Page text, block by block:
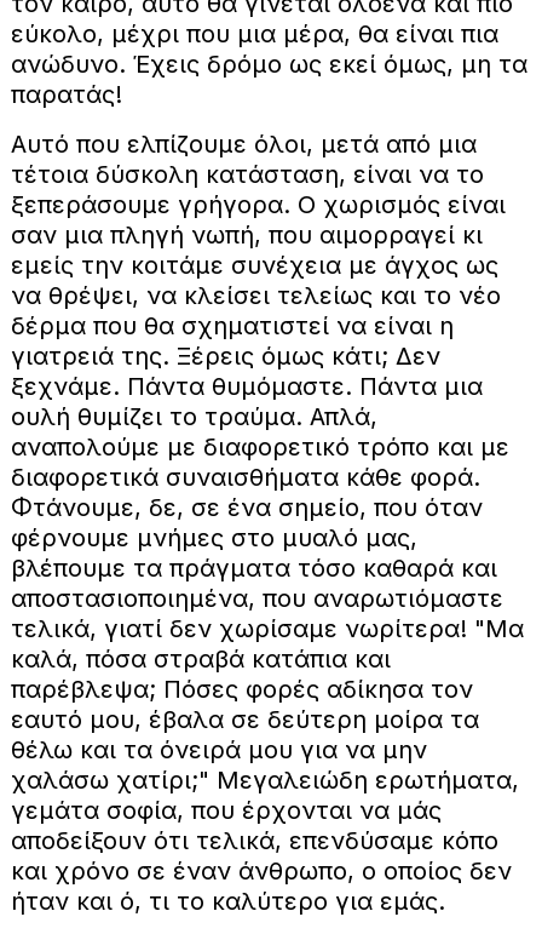
εύκολο, μέχρι που μια μέρα, θα είναι πια
ανώδυνο. Έχεις δρόμο ως εκεί όμως, μη τα
παρατάς!
Αυτό που ελπίζουμε όλοι, μετά από μια
τέτοια δύσκολη κατάσταση, είναι να το
ξεπεράσουμε γρήγορα. Ο χωρισμός είναι
σαν μια πληγή νωπή, που αιμορραγεί κι
εμείς την κοιτάμε συνέχεια με άγχος ως
να θρέψει, να κλείσει τελείως και το νέο
δέρμα που θα σχηματιστεί να είναι η
γιατρειά της. Ξέρεις όμως κάτι; Δεν
ξεχνάμε. Πάντα θυμόμαστε. Πάντα μια
ουλή θυμίζει το τραύμα. Απλά,
αναπολούμε με διαφορετικό τρόπο και με
διαφορετικά συναισθήματα κάθε φορά.
Φτάνουμε, δε, σε ένα σημείο, που όταν
φέρνουμε μνήμες στο μυαλό μας,
βλέπουμε τα πράγματα τόσο καθαρά και
αποστασιοποιημένα, που αναρωτιόμαστε
τελικά, γιατί δεν χωρίσαμε νωρίτερα! "Μα
καλά, πόσα στραβά κατάπια και
παρέβλεψα; Πόσες φορές αδίκησα τον
εαυτό μου, έβαλα σε δεύτερη μοίρα τα
θέλω και τα όνειρά μου για να μην
χαλάσω χατίρι;" Μεγαλειώδη ερωτήματα,
γεμάτα σοφία, που έρχονται να μάς
αποδείξουν ότι τελικά, επενδύσαμε κόπο
και χρόνο σε έναν άνθρωπο, ο οποίος δεν
ήταν και ό, τι το καλύτερο για εμάς.